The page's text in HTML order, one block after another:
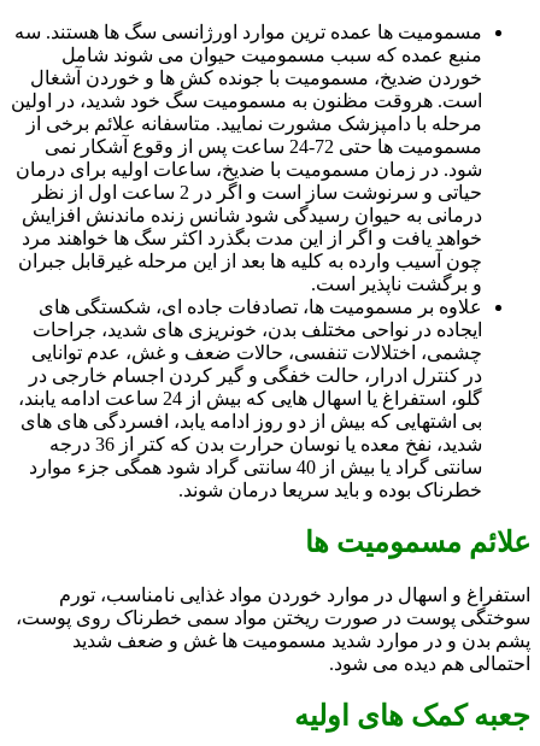
مسمومیت ها عمده ترین موارد اورژانسی سگ ها هستند. سه
منبع عمده که سبب مسمومیت حیوان می شوند شامل
خوردن ضدیخ، مسمومیت با جونده کش ها و خوردن آشغال
است. هروقت مظنون به مسمومیت سگ خود شدید، در اولین
مرحله با دامپزشک مشورت نمایید. متاسفانه علائم برخی از
مسمومیت ها حتی 72-24 ساعت پس از وقوع آشکار نمی
شود. در زمان مسمومیت با ضدیخ، ساعات اولیه برای درمان
حیاتی و سرنوشت ساز است و اگر در 2 ساعت اول از نظر
درمانی به حیوان رسیدگی شود شانس زنده ماندنش افزایش
خواهد یافت و اگر از این مدت بگذرد اکثر سگ ها خواهند مرد
چون آسیب وارده به کلیه ها بعد از این مرحله غیرقابل جبران
و برگشت ناپذیر است.
علاوه بر مسمومیت ها، تصادفات جاده ای، شکستگی های
ایجاده در نواحی مختلف بدن، خونریزی های شدید، جراحات
چشمی، اختلالات تنفسی، حالات ضعف و غش، عدم توانایی
در کنترل ادرار، حالت خفگی و گیر کردن اجسام خارجی در
گلو، استفراغ یا اسهال هایی که بیش از 24 ساعت ادامه یابند،
بی اشتهایی که بیش از دو روز ادامه یابد، افسردگی های های
شدید، نفخ معده یا نوسان حرارت بدن که کتر از 36 درجه
سانتی گراد یا بیش از 40 سانتی گراد شود همگی جزء موارد
خطرناک بوده و باید سریعا درمان شوند.
علائم مسمومیت ها
استفراغ و اسهال در موارد خوردن مواد غذایی نامناسب، تورم
سوختگی پوست در صورت ریختن مواد سمی خطرناک روی پوست،
پشم بدن و در موارد شدید مسمومیت ها غش و ضعف شدید
احتمالی هم دیده می شود.
جعبه کمک های اولیه